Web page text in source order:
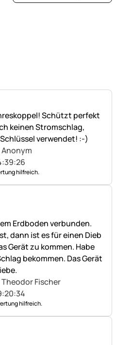
Schützt perfekt
keinen Stromschlag,
verwendet! :-)
hilfreich.
Erdboden verbunden.
dann ist es für einen Dieb
Gerät zu kommen. Habe
bekommen. Das Gerät
Fischer
hilfreich.